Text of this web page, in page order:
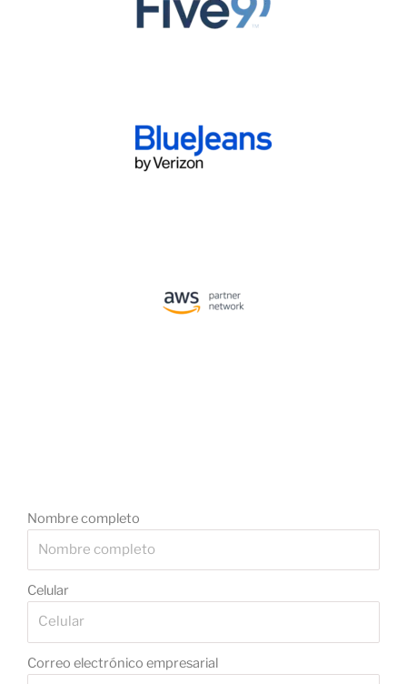
Nombre completo
Celular
Correo electrónico empresarial